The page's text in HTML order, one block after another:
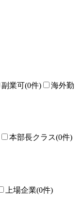
副業可(0件)
海外勤
本部長クラス(0件)
上場企業(0件)